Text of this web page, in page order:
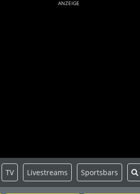
ANZEIGE
TV Livestreams Sportsbars